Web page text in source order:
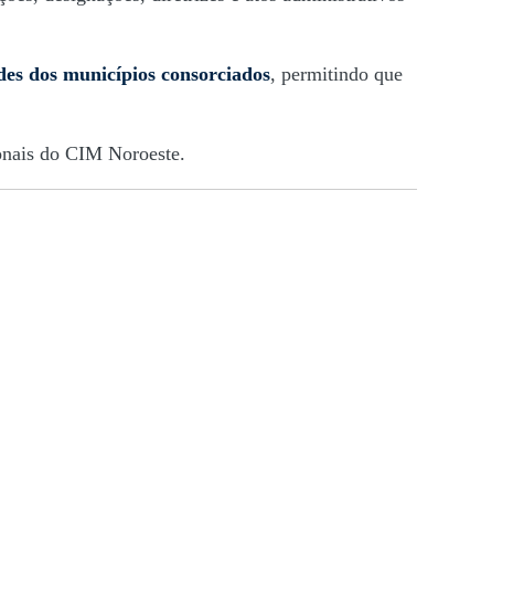
dos municípios consorciados, permitindo que
do CIM Noroeste.